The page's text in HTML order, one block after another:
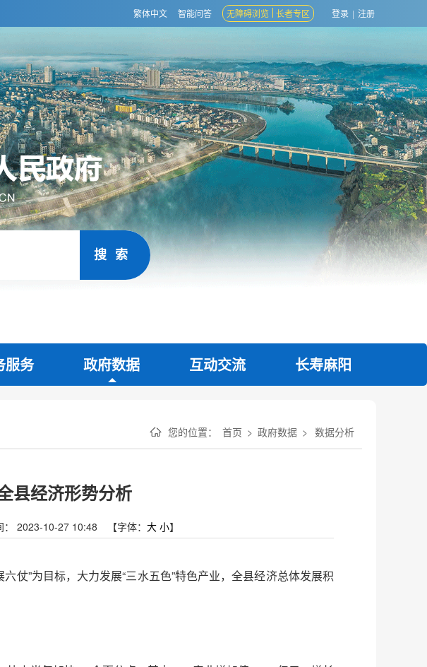
繁体中文 智能问答 无障碍浏览 长者专区 登录 | 注册
服务 政府数据 互动交流 长寿麻阳
您的位置： 首页 > 政府数据 > 数据分析
县经济形势分析
： 2023-10-27 10:48 【字体： 大 小】
仗”为目标，大力发展“三水五色”特色产业，全县经济总体发展积